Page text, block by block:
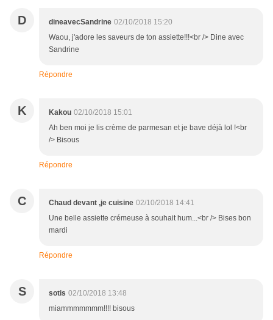
D dineavecSandrine 02/10/2018 15:20
Waou, j'adore les saveurs de ton assiette!!!<br /> Dine avec
Sandrine
Répondre
K Kakou 02/10/2018 15:01
Ah ben moi je lis crème de parmesan et je bave déjà lol !<br
/> Bisous
Répondre
C Chaud devant ,je cuisine 02/10/2018 14:41
Une belle assiette crémeuse à souhait hum...<br /> Bises bon
mardi
Répondre
S sotis 02/10/2018 13:48
miammmmmmm!!!! bisous